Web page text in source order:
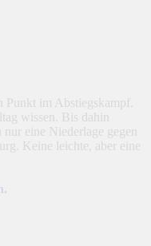
im Abstiegskampf.
wissen. Bis dahin
eine Niederlage gegen
Keine leichte, aber eine